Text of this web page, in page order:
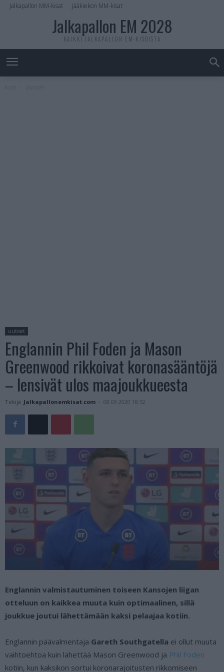
Jalkapallon MM-kisat Jääkiekon MM-kisat
Jalkapallon EM 2028
KAIKKI JALKAPALLON EM-KISOISTA
uutiset
Englannin Phil Foden ja Mason
Greenwood rikkoivat koronasääntöjä
– lensivät ulos maajoukkueesta
Tekijä Jalkapallonemkisat.com - 08.09.2020 18:52
Englannin valmistautuminen toiseen Kansojen liigan
otteluun on kaikkea muuta kuin optimaalinen, sillä
joukkue joutui lähettämään kaksi pelaajaa kotiin.
Englannin päävalmentaja Gareth Southgatella ei ollut muuta
vaihtoehtoa kuin lähettää Mason Greenwood ja Phil Foden
kotiin, kun kaksikon sortui koronarajoitusten rikkomiseen